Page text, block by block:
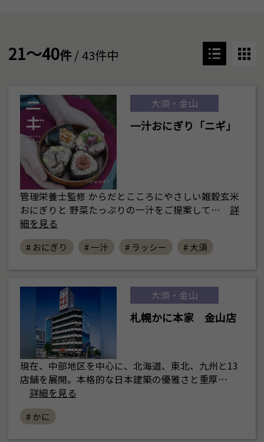
21～40件/ 43件中
大須・金山
一汁おにぎり「ニギ」
管理栄養士監修 からだとこころにやさしい雑穀玄米
おにぎりと 野菜たっぷりの一汁をご提案して…
詳
細を見る
# おにぎり # 一汁 # ラッシー # 大須
大須・金山
札幌かに本家 金山店
現在、中部地区を中心に、北海道、東北、九州と13
店舗を展開。本格的な日本建築の優雅さと重厚…
詳細を見る
# かに